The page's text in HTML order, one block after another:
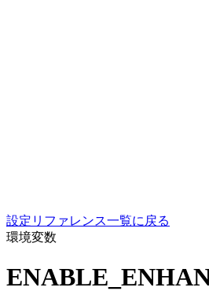
設定リファレンス一覧に戻る
環境変数